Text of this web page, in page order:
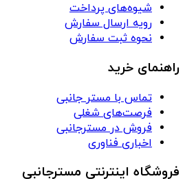
شیوه‌های پرداخت
رویه ارسال سفارش
نحوه ثبت سفارش
راهنمای خرید
تماس با مستر جانبی
فرصت‌های شغلی
فروش در مسترجانبی
اخباری فناوری
فروشگاه اینترنتی مسترجانبی